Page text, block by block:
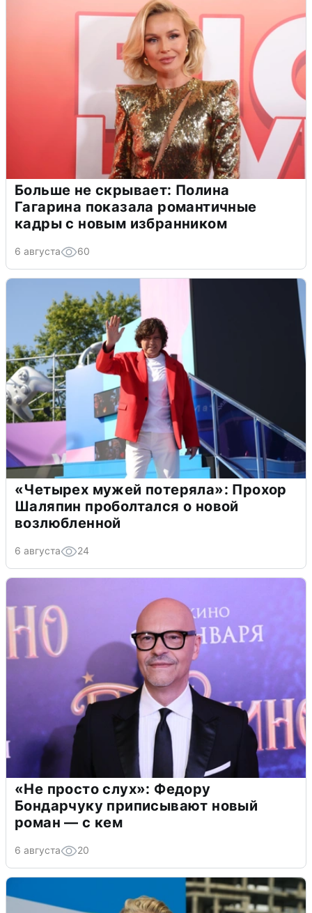
Больше не скрывает: Полина
Гагарина показала романтичные
кадры с новым избранником
6 августа 60
«Четырех мужей потеряла»: Прохор
Шаляпин проболтался о новой
возлюбленной
6 августа 24
«Не просто слух»: Федору
Бондарчуку приписывают новый
роман — с кем
6 августа 20